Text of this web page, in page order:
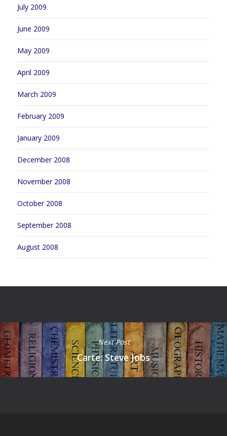
July 2009
June 2009
May 2009
April 2009
March 2009
February 2009
January 2009
December 2008
November 2008
October 2008
September 2008
August 2008
Next Post
Carte: Steve Jobs